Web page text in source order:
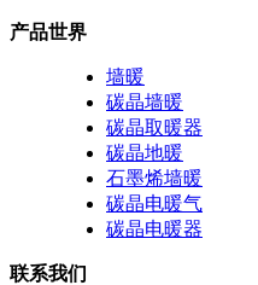
产品世界
墙暖
碳晶墙暖
碳晶取暖器
碳晶地暖
石墨烯墙暖
碳晶电暖气
碳晶电暖器
联系我们